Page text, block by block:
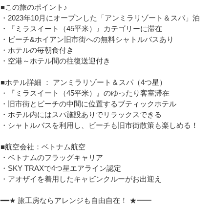
■この旅のポイント♪
・2023年10月にオープンした「アンミラリゾート＆スパ」泊
・『ミラスイート（45平米）』カテゴリーに滞在
・ビーチ&ホイアン旧市街への無料シャトルバスあり
・ホテルの毎朝食付き
・空港～ホテル間の往復送迎付き
■ホテル詳細 ： アンミラリゾート＆スパ（4つ星）
・『ミラスイート（45平米）』のゆったり客室滞在
・旧市街とビーチの中間に位置するブティックホテル
・ホテル内にはスパ施設ありでリラックスできる
・シャトルバスを利用し、ビーチも旧市街散策も楽しめる！
■航空会社：ベトナム航空
・ベトナムのフラッグキャリア
・SKY TRAXで4つ星エアライン認定
・アオザイを着用したキャビンクルーがお出迎え
━━★ 旅工房ならアレンジも自由自在！ ★━━